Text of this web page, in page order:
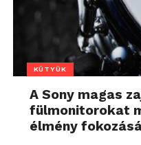
KÜTYÜK
A Sony magas
fülmonitorokat
élmény